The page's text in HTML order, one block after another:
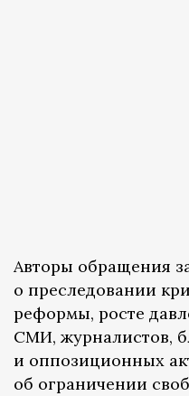
Авторы обращения
о преследовании
реформы, росте
СМИ, журналистов,
и оппозиционных
об ограничении